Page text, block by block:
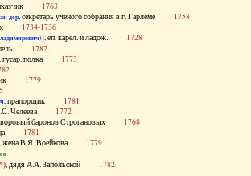
1763
дер, секретарь ученого собрания в г. Гарлеме 1758
1734-1736
, еп. карел. и ладож. 1728
1782
гусар. полка 1773
1779
, прапорщик 1781
Челеева 1772
баронов Строгановых 1768
1781
жена В.Я. Воейкова 1779
, дядя А.А. Запольской 1782